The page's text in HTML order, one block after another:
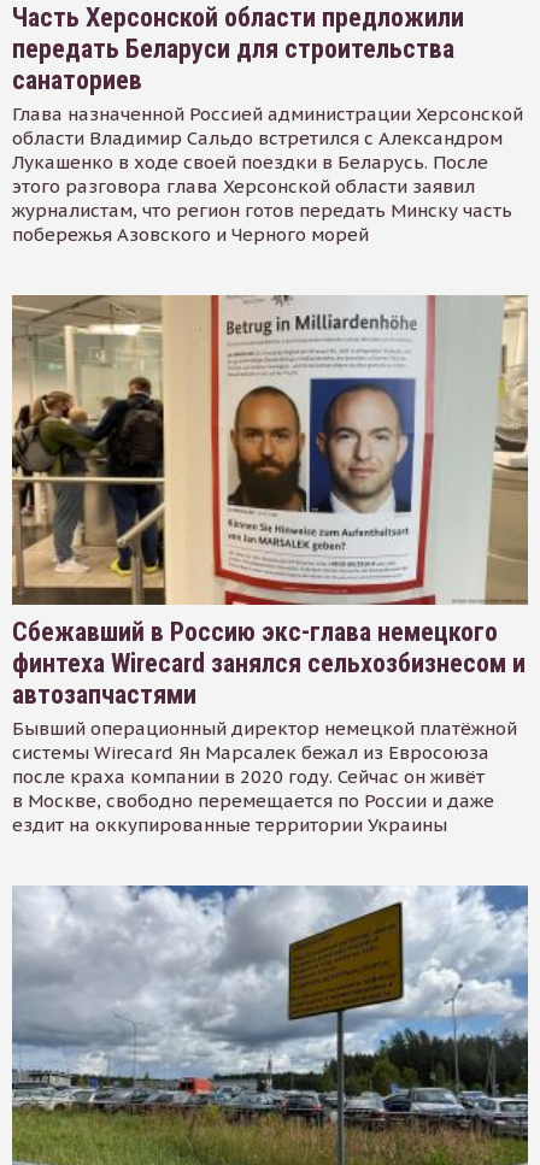
Часть Херсонской области предложили
передать Беларуси для строительства
санаториев
Глава назначенной Россией администрации Херсонской
области Владимир Сальдо встретился с Александром
Лукашенко в ходе своей поездки в Беларусь. После
этого разговора глава Херсонской области заявил
журналистам, что регион готов передать Минску часть
побережья Азовского и Черного морей
Сбежавший в Россию экс-глава немецкого
финтеха Wirecard занялся сельхозбизнесом и
автозапчастями
Бывший операционный директор немецкой платёжной
системы Wirecard Ян Марсалек бежал из Евросоюза
после краха компании в 2020 году. Сейчас он живёт
в Москве, свободно перемещается по России и даже
ездит на оккупированные территории Украины